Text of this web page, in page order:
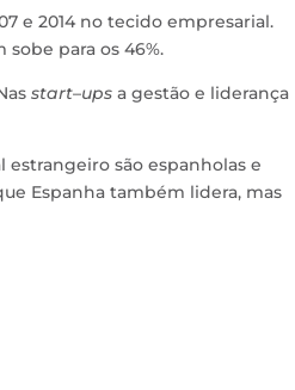
e 2014 no tecido empresarial.
para os 46%.
start–ups a gestão e liderança
são espanholas e
Espanha também lidera, mas